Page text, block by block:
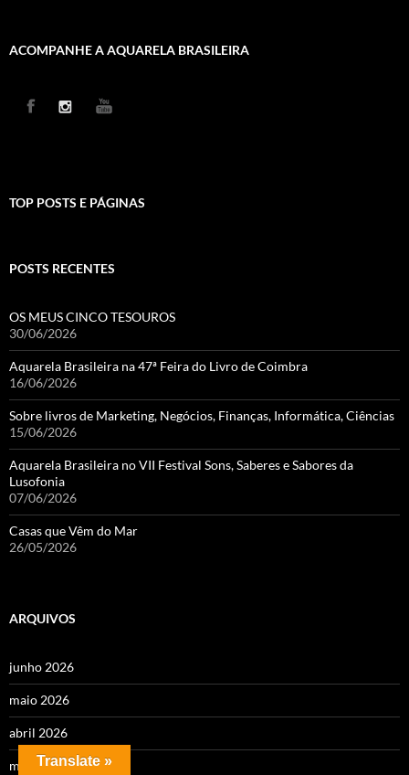
ACOMPANHE A AQUARELA BRASILEIRA
TOP POSTS E PÁGINAS
POSTS RECENTES
OS MEUS CINCO TESOUROS
30/06/2026
Aquarela Brasileira na 47ª Feira do Livro de Coimbra
16/06/2026
Sobre livros de Marketing, Negócios, Finanças, Informática, Ciências
15/06/2026
Aquarela Brasileira no VII Festival Sons, Saberes e Sabores da
Lusofonia
07/06/2026
Casas que Vêm do Mar
26/05/2026
ARQUIVOS
junho 2026
maio 2026
abril 2026
março 2026
Translate »